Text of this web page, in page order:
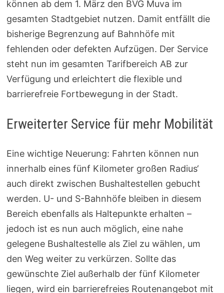
können ab dem 1. März den BVG Muva im
gesamten Stadtgebiet nutzen. Damit entfällt die
bisherige Begrenzung auf Bahnhöfe mit
fehlenden oder defekten Aufzügen. Der Service
steht nun im gesamten Tarifbereich AB zur
Verfügung und erleichtert die flexible und
barrierefreie Fortbewegung in der Stadt.
Erweiterter Service für mehr Mobilität
Eine wichtige Neuerung: Fahrten können nun
innerhalb eines fünf Kilometer großen Radius‘
auch direkt zwischen Bushaltestellen gebucht
werden. U- und S-Bahnhöfe bleiben in diesem
Bereich ebenfalls als Haltepunkte erhalten –
jedoch ist es nun auch möglich, eine nahe
gelegene Bushaltestelle als Ziel zu wählen, um
den Weg weiter zu verkürzen. Sollte das
gewünschte Ziel außerhalb der fünf Kilometer
liegen, wird ein barrierefreies Routenangebot mit